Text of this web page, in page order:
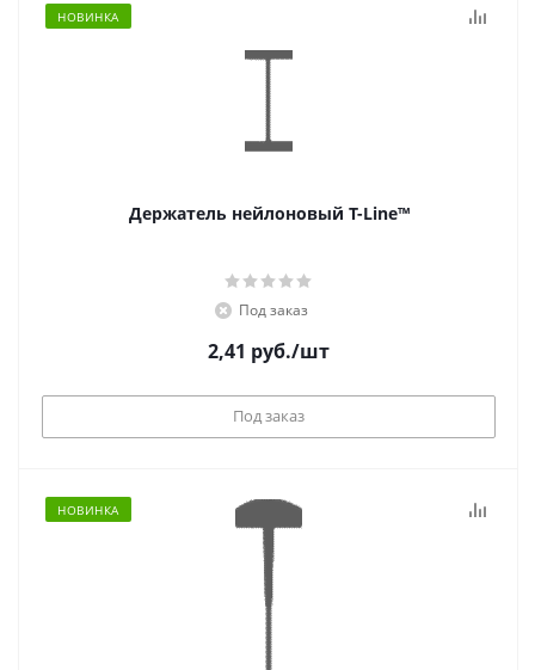
НОВИНКА
Держатель нейлоновый T-Line™
Под заказ
2,41 руб./шт
Под заказ
НОВИНКА